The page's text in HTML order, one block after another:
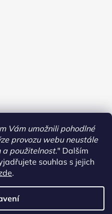
Vám umožnili pohodlné
provozu webu neustále
a použitelnost." Dalším
souhlas s jejich
.